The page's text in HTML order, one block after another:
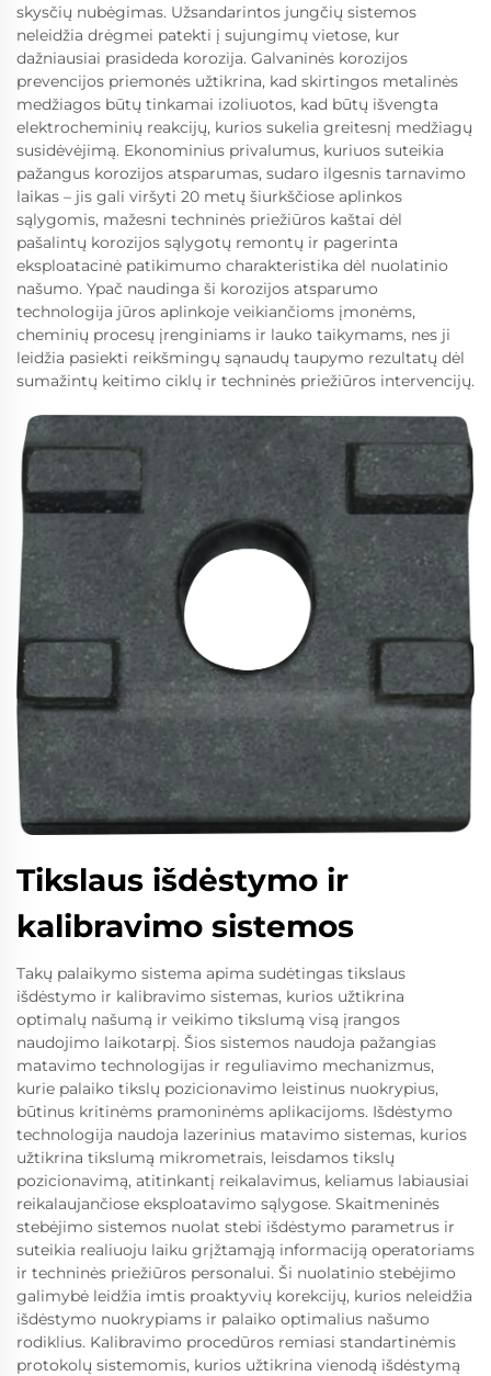
skysčių nubėgimas. Užsandarintos jungčių sistemos
neleidžia drėgmei patekti į sujungimų vietose, kur
dažniausiai prasideda korozija. Galvaninės korozijos
prevencijos priemonės užtikrina, kad skirtingos metalinės
medžiagos būtų tinkamai izoliuotos, kad būtų išvengta
elektrocheminių reakcijų, kurios sukelia greitesnį medžiagų
susidėvėjimą. Ekonominius privalumus, kuriuos suteikia
pažangus korozijos atsparumas, sudaro ilgesnis tarnavimo
laikas – jis gali viršyti 20 metų šiurkščiose aplinkos
sąlygomis, mažesni techninės priežiūros kaštai dėl
pašalintų korozijos sąlygotų remontų ir pagerinta
eksploatacinė patikimumo charakteristika dėl nuolatinio
našumo. Ypač naudinga ši korozijos atsparumo
technologija jūros aplinkoje veikiančioms įmonėms,
cheminių procesų įrenginiams ir lauko taikymams, nes ji
leidžia pasiekti reikšmingų sąnaudų taupymo rezultatų dėl
sumažintų keitimo ciklų ir techninės priežiūros intervencijų.
Tikslaus išdėstymo ir
kalibravimo sistemos
Takų palaikymo sistema apima sudėtingas tikslaus
išdėstymo ir kalibravimo sistemas, kurios užtikrina
optimalų našumą ir veikimo tikslumą visą įrangos
naudojimo laikotarpį. Šios sistemos naudoja pažangias
matavimo technologijas ir reguliavimo mechanizmus,
kurie palaiko tikslų pozicionavimo leistinus nuokrypius,
būtinus kritinėms pramoninėms aplikacijoms. Išdėstymo
technologija naudoja lazerinius matavimo sistemas, kurios
užtikrina tikslumą mikrometrais, leisdamos tikslų
pozicionavimą, atitinkantį reikalavimus, keliamus labiausiai
reikalaujančiose eksploatavimo sąlygose. Skaitmeninės
stebėjimo sistemos nuolat stebi išdėstymo parametrus ir
suteikia realiuoju laiku grįžtamąją informaciją operatoriams
ir techninės priežiūros personalui. Ši nuolatinio stebėjimo
galimybė leidžia imtis proaktyvių korekcijų, kurios neleidžia
išdėstymo nuokrypiams ir palaiko optimalius našumo
rodiklius. Kalibravimo procedūros remiasi standartinėmis
protokolų sistemomis, kurios užtikrina vienodą išdėstymą